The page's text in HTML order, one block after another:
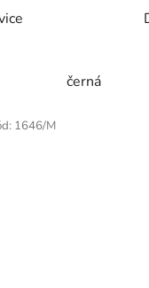
černá
1646/M